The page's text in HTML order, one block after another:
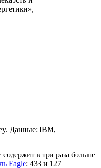
—
Данные: IBM,
в три раза больше
Eagle: 433 и 127